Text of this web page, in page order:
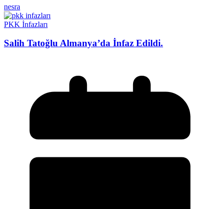
nesra
PKK İnfazları
Salih Tatoğlu Almanya’da İnfaz Edildi.